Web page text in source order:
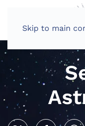
Skip to main